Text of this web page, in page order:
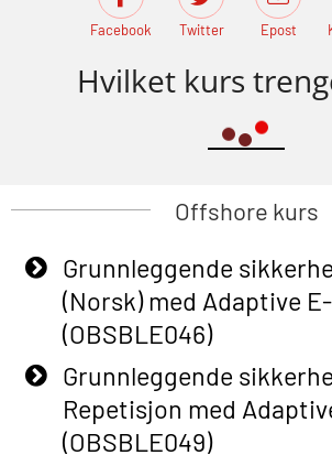
Facebook Twitter Epost
Hvilket kurs
Offshore kurs
Grunnleggende
(Norsk) med Adaptive
(OBSBLE046)
Grunnleggende
Repetisjon med
(OBSBLE049)